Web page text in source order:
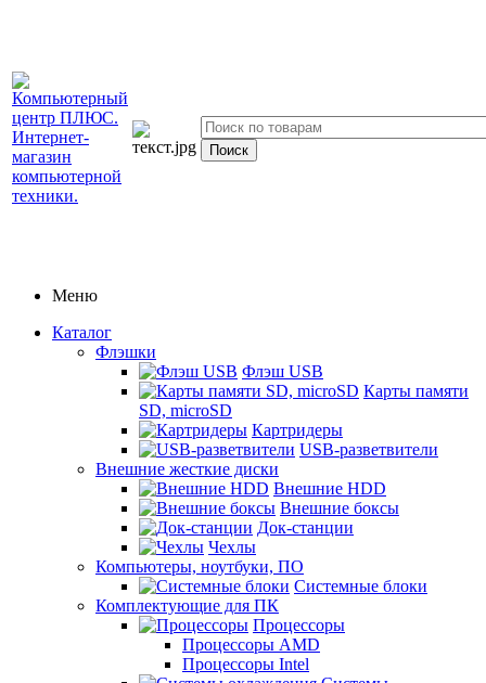
Меню
Каталог
Флэшки
Флэш USB
Карты памяти
SD, microSD
Картридеры
USB-разветвители
Внешние жесткие диски
Внешние HDD
Внешние боксы
Док-станции
Чехлы
Компьютеры, ноутбуки, ПО
Системные блоки
Комплектующие для ПК
Процессоры
Процессоры AMD
Процессоры Intel